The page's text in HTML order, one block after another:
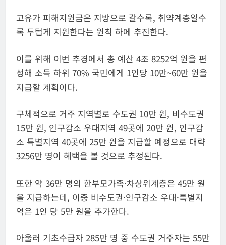
고유가 피해지원금은 지방으로 갈수록, 취약계층일수
록 두텁게 지원한다는 원칙 하에 추진한다.
이를 위해 이번 추경에서 총 예산 4조 8252억 원을 편
성해 소득 하위 70% 국민에게 1인당 10만~60만 원을
지급할 계획이다.
구체적으로 거주 지역별로 수도권 10만 원, 비수도권
15만 원, 인구감소 우대지역 49곳에 20만 원, 인구감
소 특별지역 40곳에 25만 원을 지급할 예정으로 대략
3256만 명이 혜택을 볼 것으로 추정된다.
또한 약 36만 명의 한부모가족·차상위계층은 45만 원
을 지급하는데, 이중 비수도권·인구감소 우대·특별지
역은 1인 당 5만 원을 추가한다.
아울러 기초수급자 285만 명 중 수도권 거주자는 55만